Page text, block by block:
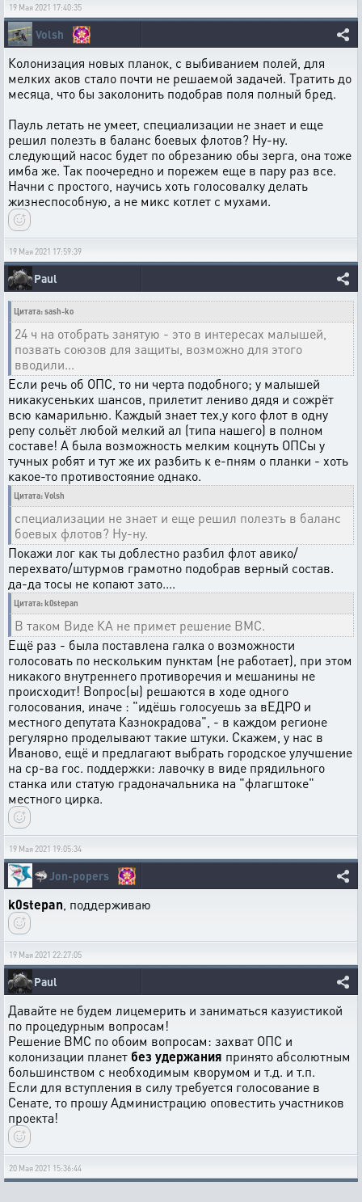
19 Мая 2021 17:40:35
Volsh
Колонизация новых планок, с выбиванием полей, для
мелких аков стало почти не решаемой задачей. Тратить до
месяца, что бы заколонить подобрав поля полный бред.
Пауль летать не умеет, специализации не знает и еще
решил полезть в баланс боевых флотов? Ну-ну.
следующий насос будет по обрезанию обы зерга, она тоже
имба же. Так поочередно и порежем еще в пару раз все.
Начни с простого, научись хоть голосовалку делать
жизнеспособную, а не микс котлет с мухами.
19 Мая 2021 17:59:39
Paul
Цитата: sash-ko
24 ч на отобрать занятую - это в интересах малышей,
позвать союзов для защиты, возможно для этого
вводили...
Если речь об ОПС, то ни черта подобного; у малышей
никакусеньких шансов, прилетит лениво дядя и сожрёт
всю камарильню. Каждый знает тех,у кого флот в одну
репу сольёт любой мелкий ал (типа нашего) в полном
составе! А была возможность мелким коцнуть ОПСы у
тучных робят и тут же их разбить к е-пням о планки - хоть
какое-то противостояние однако.
Цитата: Volsh
специализации не знает и еще решил полезть в баланс
боевых флотов? Ну-ну.
Покажи лог как ты доблестно разбил флот авико/
перехвато/штурмов грамотно подобрав верный состав.
да-да тосы не копают зато....
Цитата: k0stepan
В таком Виде КА не примет решение ВМС.
Ещё раз - была поставлена галка о возможности
голосовать по нескольким пунктам (не работает), при этом
никакого внутреннего противоречия и мешанины не
происходит! Вопрос(ы) решаются в ходе одного
голосования, иначе : "идёшь голосуешь за вЕДРО и
местного депутата Казнокрадова", - в каждом регионе
регулярно проделывают такие штуки. Скажем, у нас в
Иваново, ещё и предлагают выбрать городское улучшение
на ср-ва гос. поддержки: лавочку в виде прядильного
станка или статую градоначальника на "флагштоке"
местного цирка.
19 Мая 2021 19:05:34
🦈Jon-popers
k0stepan , поддерживаю
19 Мая 2021 22:27:05
Paul
Давайте не будем лицемерить и заниматься казуистикой
по процедурным вопросам!
Решение ВМС по обоим вопросам: захват ОПС и
колонизации планет без удержания принято абсолютным
большинством с необходимым кворумом и т.д. и т.п.
Если для вступления в силу требуется голосование в
Сенате, то прошу Администрацию оповестить участников
проекта!
20 Мая 2021 15:36:44